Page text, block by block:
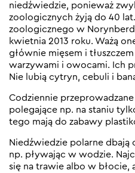
niedźwiedzie, ponieważ
zoologicznych żyją do 40
zoologicznego w
kwietnia 2013 roku. Ważą
głównie mięsem i
warzywami i owocami. Ich
Nie lubią cytryn, cebuli i
Codziennie
polegające np. na staniu
tego mają do zabawy
Niedźwiedzie polarne dbają
np. pływając w wodzie.
się na trawie albo w błocie,